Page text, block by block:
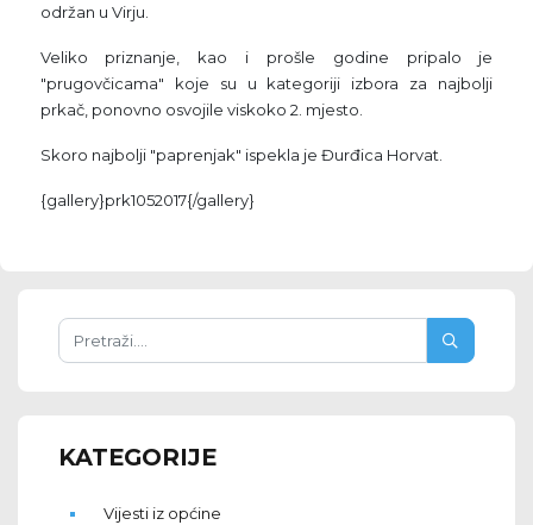
održan u Virju.
Veliko priznanje, kao i prošle godine pripalo je
"prugovčicama" koje su u kategoriji izbora za najbolji
prkač, ponovno osvojile viskoko 2. mjesto.
Skoro najbolji "paprenjak" ispekla je Đurđica Horvat.
{gallery}prk1052017{/gallery}
KATEGORIJE
Vijesti iz općine